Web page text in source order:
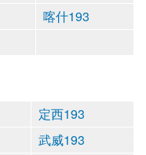
喀什193
定西193
武威193